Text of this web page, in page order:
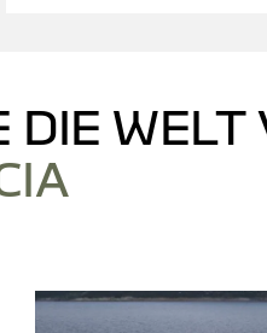
DIE WELT